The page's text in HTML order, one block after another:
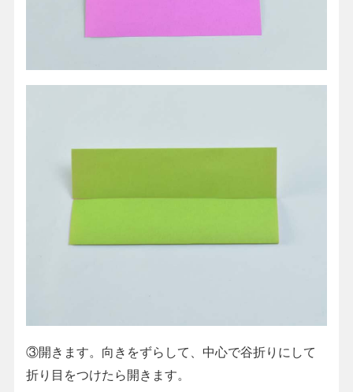
③開きます。向きをずらして、中心で谷折りにして
折り目をつけたら開きます。